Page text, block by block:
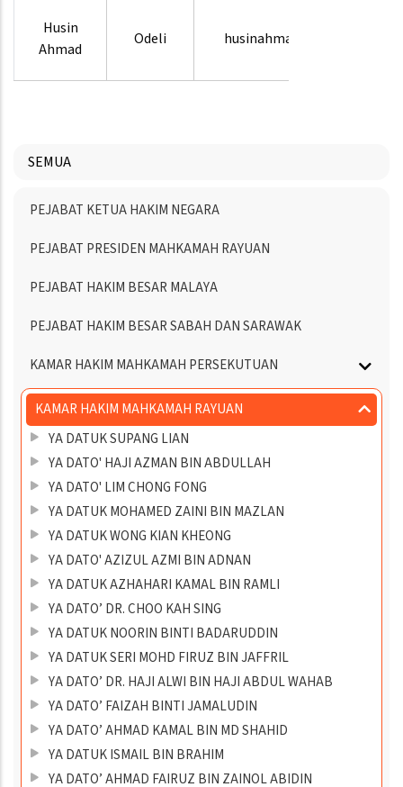
Husin
Ahmad
Odeli husinahmad
SEMUA
Menu
PEJABAT KETUA HAKIM NEGARA
PEJABAT PRESIDEN MAHKAMAH RAYUAN
PEJABAT HAKIM BESAR MALAYA
PEJABAT HAKIM BESAR SABAH DAN SARAWAK
KAMAR HAKIM MAHKAMAH PERSEKUTUAN
KAMAR HAKIM MAHKAMAH RAYUAN
YA DATUK SUPANG LIAN
YA DATO' HAJI AZMAN BIN ABDULLAH
YA DATO' LIM CHONG FONG
YA DATUK MOHAMED ZAINI BIN MAZLAN
YA DATUK WONG KIAN KHEONG
YA DATO' AZIZUL AZMI BIN ADNAN
YA DATUK AZHAHARI KAMAL BIN RAMLI
YA DATO’ DR. CHOO KAH SING
YA DATUK NOORIN BINTI BADARUDDIN
YA DATUK SERI MOHD FIRUZ BIN JAFFRIL
YA DATO’ DR. HAJI ALWI BIN HAJI ABDUL WAHAB
YA DATO’ FAIZAH BINTI JAMALUDIN
YA DATO’ AHMAD KAMAL BIN MD SHAHID
YA DATUK ISMAIL BIN BRAHIM
YA DATO’ AHMAD FAIRUZ BIN ZAINOL ABIDIN